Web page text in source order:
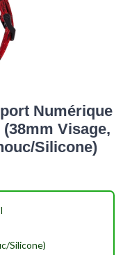
Numérique
Visage,
Silicone)
Silicone)